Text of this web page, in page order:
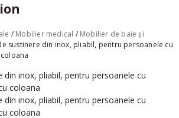
/ Mobilier medical / Mobilier de baie și
sustinere din inox, pliabil, pentru persoanele cu